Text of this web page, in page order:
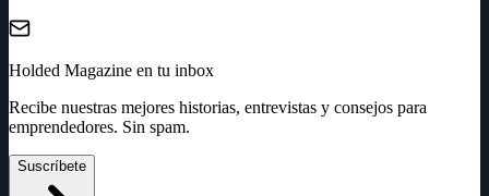
Holded Magazine en tu inbox
Recibe nuestras mejores historias, entrevistas y consejos para
emprendedores. Sin spam.
Suscríbete